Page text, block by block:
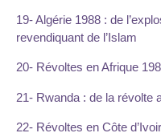
19- Algérie 1988 : de
revendiquant de l’Islam
20- Révoltes en Afrique
21- Rwanda : de la révolte
22- Révoltes en Côte